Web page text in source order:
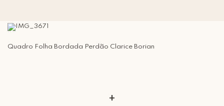
Quadro Folha Bordada Perdão Clarice Borian
+